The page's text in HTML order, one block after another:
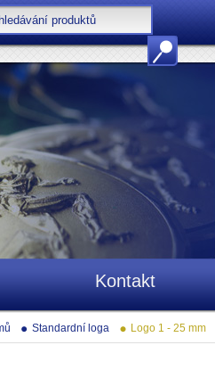
Kontakt
Standardní loga Logo 1 - 25 mm